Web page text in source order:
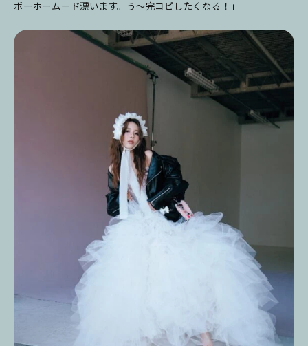
ボーホームード漂います。う～完コピしたくなる！」